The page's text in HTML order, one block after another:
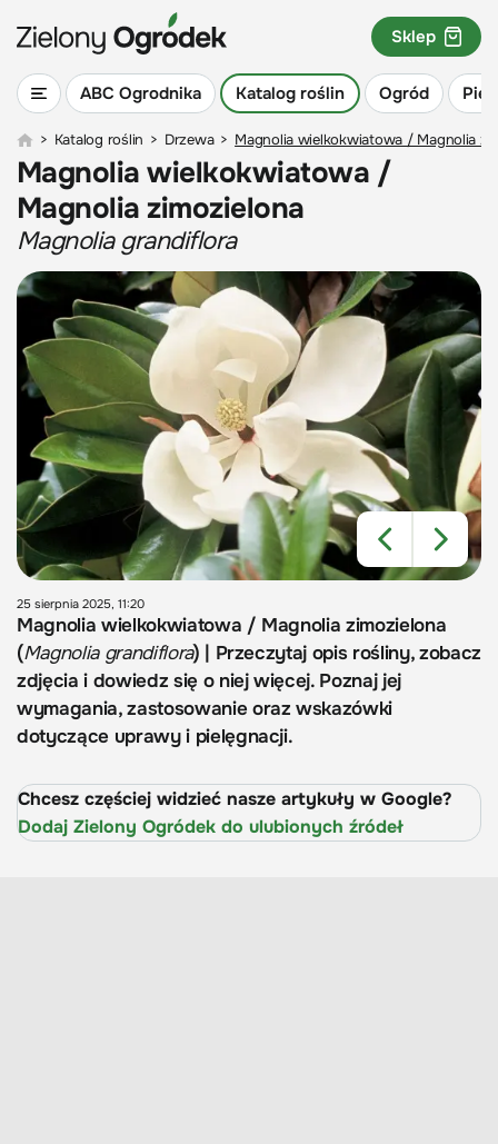
ABC Ogrodnika Katalog roślin Ogród
Sklep
> Katalog roślin > Drzewa > Magnolia wielkokwiatowa / Magnolia
Magnolia wielkokwiatowa /
Magnolia zimozielona
Magnolia grandiflora
25 sierpnia 2025, 11:20
Magnolia wielkokwiatowa / Magnolia zimozielona
(Magnolia grandiflora) | Przeczytaj opis rośliny, zobacz
zdjęcia i dowiedz się o niej więcej. Poznaj jej
wymagania, zastosowanie oraz wskazówki
dotyczące uprawy i pielęgnacji.
Chcesz częściej widzieć nasze artykuły w Google?
Dodaj Zielony Ogródek do ulubionych źródeł